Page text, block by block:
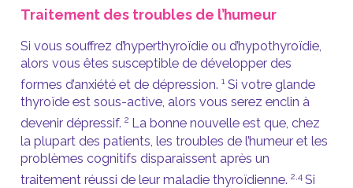
Traitement des troubles de l’humeur
Si vous souffrez d’hyperthyroïdie ou d’hypothyroïdie,
alors vous êtes susceptible de développer des
formes d’anxiété et de dépression. 1 Si votre glande
thyroïde est sous-active, alors vous serez enclin à
devenir dépressif. 2 La bonne nouvelle est que, chez
la plupart des patients, les troubles de l’humeur et les
problèmes cognitifs disparaissent après un
traitement réussi de leur maladie thyroïdienne. 2,4 Si